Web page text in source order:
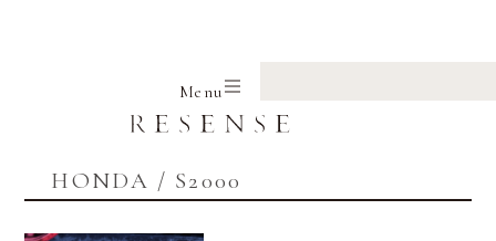
Menu
HONDA / S2000